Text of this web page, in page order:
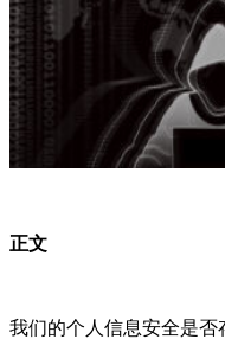
正文
我们的个人信息安全是否